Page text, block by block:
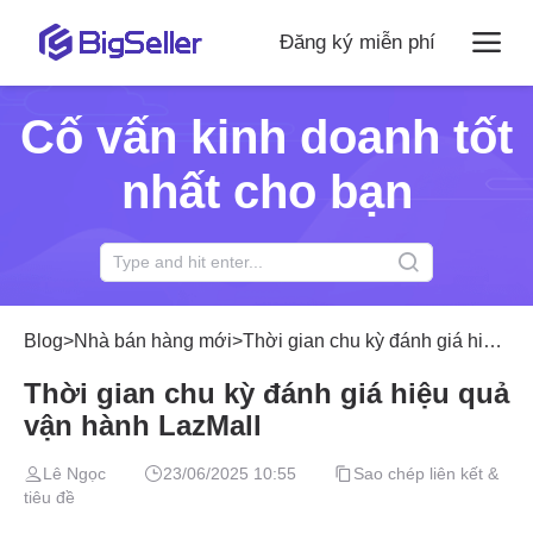
Đăng ký miễn phí
Cố vấn kinh doanh tốt
nhất cho bạn
Blog>Nhà bán hàng mới>Thời gian chu kỳ đánh giá hiệu quả vận hành LazMall
Thời gian chu kỳ đánh giá hiệu quả
vận hành LazMall
Lê Ngọc 23/06/2025 10:55
Sao chép liên kết &
tiêu đề